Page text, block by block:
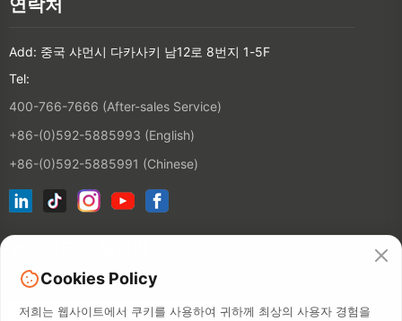
Add: 중국 샤먼시 다카사키 남12로 8번지 1-5F
Tel:
400-766-7666 (After-sales Service)
+86-(0)592-5885993 (English)
+86-(0)592-5885991 (Chinese)
Cookies Policy
저희는 웹사이트에서 쿠키를 사용하여 귀하께 최상의 사용자 경험을